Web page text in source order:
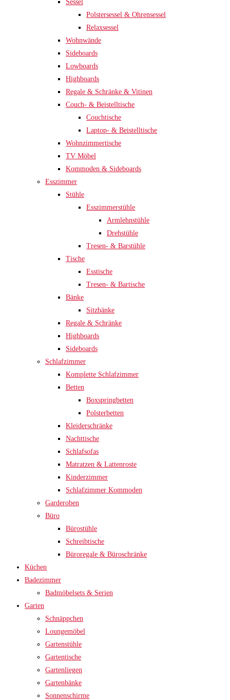
Sessel
Polstersessel & Ohrensessel
Relaxsessel
Wohnwände
Sideboards
Lowboards
Highboards
Regale & Schränke & Vitinen
Couch- & Beistelltische
Couchtische
Laptop- & Beistelltische
Wohnzimmertische
TV Möbel
Kommoden & Sideboards
Esszimmer
Stühle
Esszimmerstühle
Armlehnstühle
Drehstühle
Tresen- & Barstühle
Tische
Esstische
Tresen- & Bartische
Bänke
Sitzbänke
Regale & Schränke
Highboards
Sideboards
Schlafzimmer
Komplette Schlafzimmer
Betten
Boxspringbetten
Polsterbetten
Kleiderschränke
Nachttische
Schlafsofas
Matratzen & Lattenroste
Kinderzimmer
Schlafzimmer Kommoden
Garderoben
Büro
Bürostühle
Schreibtische
Büroregale & Büroschränke
Küchen
Badezimmer
Badmöbelsets & Serien
Garten
Schnäppchen
Loungemöbel
Gartenstühle
Gartentische
Gartenliegen
Gartenbänke
Sonnenschirme